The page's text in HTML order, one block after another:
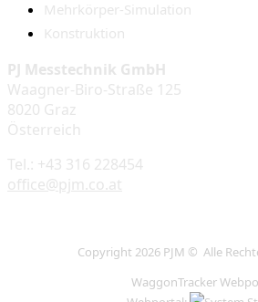
Mehrkörper-Simulation
Konstruktion
PJ Messtechnik GmbH
Waagner-Biro-Straße 125
8020 Graz
Österreich
Tel.: +43 316 228454
office@pjm.co.at
Copyright 2026 PJM © Alle
WaggonTracker